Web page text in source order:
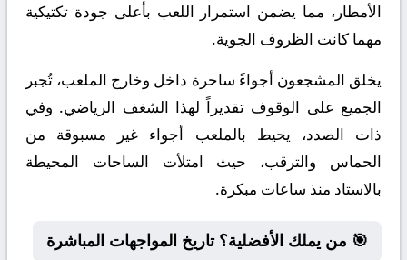
الأمطار، مما يضمن استمرار اللعب بأعلى جودة تكتيكية
مهما كانت الظروف الجوية.
يخلق المشجعون أجواءً ساحرة داخل وخارج الملعب، تُجبر
الجميع على الوقوف تقديراً لهذا الشغف الرياضي. وفي
ذات الصدد، يحيط بالملعب أجواء غير مسبوقة من
الحماس والترقب، حيث امتلأت الساحات المحيطة
بالاستاد منذ ساعات مبكرة.
🎯 من يملك الأفضلية؟ تاريخ المواجهات المباشرة